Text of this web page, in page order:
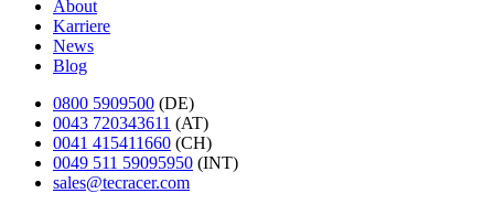
About
Karriere
News
Blog
0800 5909500 (DE)
0043 720343611 (AT)
0041 415411660 (CH)
0049 511 59095950 (INT)
sales@tecracer.com